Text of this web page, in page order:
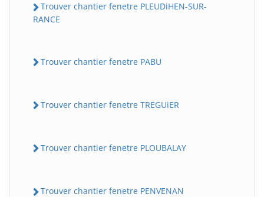
Trouver chantier fenetre PLEUDiHEN-SUR-
RANCE
Trouver chantier fenetre PABU
Trouver chantier fenetre TREGUiER
Trouver chantier fenetre PLOUBALAY
Trouver chantier fenetre PENVENAN